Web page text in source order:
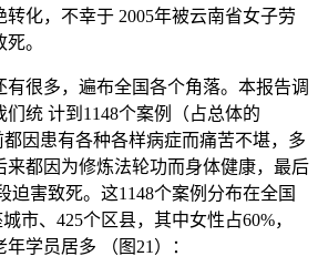
化，不幸于 2005年被云南省女子劳
。
有很多，遍布全国各个角落。本报告调
们统 计到1148个案例（占总体的
因患有各种各样病症而痛苦不堪，多
来都因为修炼法轮功而身体健康，最后
迫害致死。这1148个案例分布在全国
市、425个区县，其中女性占60%，
学员居多 （图21）：